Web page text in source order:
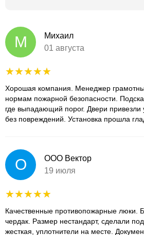
М
Михаил
01 августа
Хорошая компания. Менеджер
нормам пожарной безопасности.
где выпадающий порог. Двери привезли
без повреждений. Установка прошла
О
ООО Вектор
19 июля
Качественные противопожарные люки.
чердак. Размер нестандарт, сделали
жесткая, уплотнители на месте.